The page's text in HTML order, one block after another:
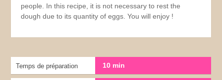
people. In this recipe, it is not necessary to rest the
dough due to its quantity of eggs.You will enjoy !
Temps de préparation 10 min